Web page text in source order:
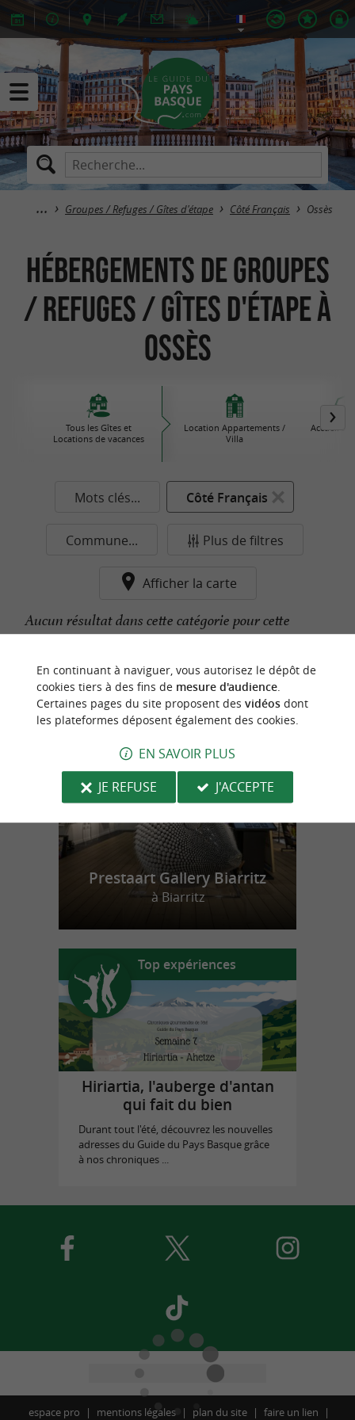
Groupes / Refuges / Gîtes d'étape Côté Français Ossès
Hébergements de Groupes
/ Refuges / Gîtes d'étape à
Ossès
Tous les Gîtes et
Locations de vacances
Location Appartements /
Villa
Accueil à
Mots clés... Côté Français
Commune... Plus de filtres
Afficher la carte
Aucun résultat dans cette catégorie pour cette
n
o
t
r
e
c
o
u
p
d
e
c
o
e
u
r
Prestaart Gallery Biarritz
à Biarritz
Top expériences
Hiriartia, l'auberge d'antan
qui fait du bien
Durant tout l'été, découvrez les nouvelles
adresses du Guide du Pays Basque grâce
à nos chroniques ...
espace pro mentions légales plan du site faire un lien
En continuant à naviguer, vous autorisez le dépôt de
cookies tiers à des fins de mesure d'audience.
Certaines pages du site proposent des vidéosdont
les plateformes déposent également des cookies.
EN SAVOIR PLUS
JE REFUSE
J'ACCEPTE